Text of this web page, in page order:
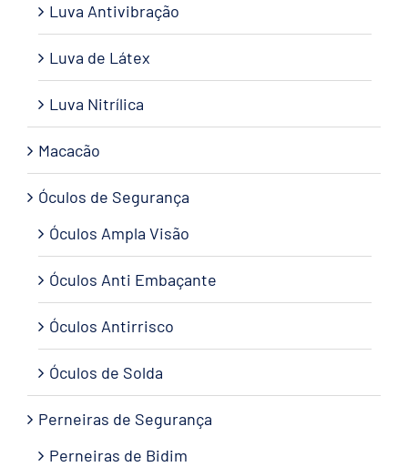
Luva Antivibração
Luva de Látex
Luva Nitrílica
Macacão
Óculos de Segurança
Óculos Ampla Visão
Óculos Anti Embaçante
Óculos Antirrisco
Óculos de Solda
Perneiras de Segurança
Perneiras de Bidim